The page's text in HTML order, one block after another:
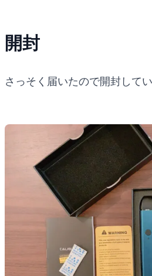
開封
さっそく届いたので開封してい